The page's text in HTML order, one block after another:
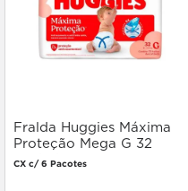
Fralda Huggies Máxima
Proteção Mega G 32
unidades
CX c/ 6 Pacotes